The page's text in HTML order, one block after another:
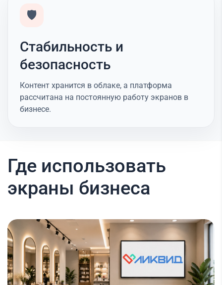
🛡️
Стабильность и
безопасность
Контент хранится в облаке, а платформа
рассчитана на постоянную работу экранов в
бизнесе.
Где использовать
экраны бизнеса